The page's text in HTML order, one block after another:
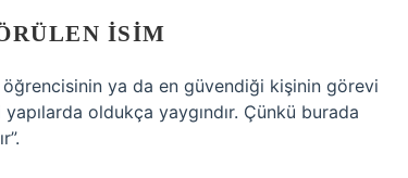
ISIM
öğrencisinin ya da en güvendiği kişinin görevi
oldukça yaygındır. Çünkü burada